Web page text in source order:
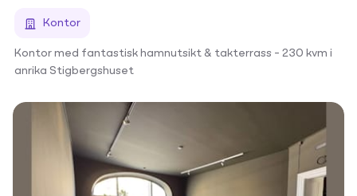
Kontor
Kontor med fantastisk hamnutsikt & takterrass – 230 kvm i
anrika Stigbergshuset